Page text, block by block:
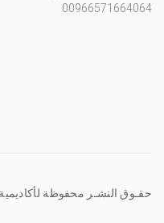
00966571664064
حقـوق النشـر محفوظة لأكاديمية